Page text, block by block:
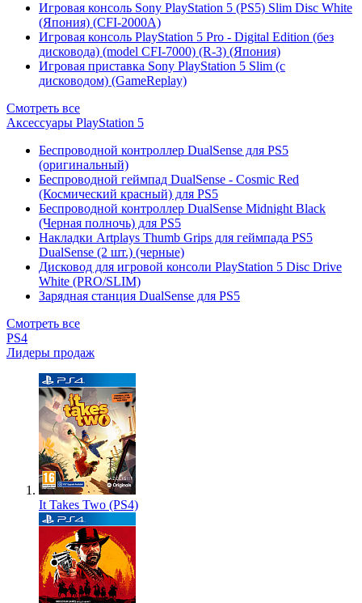
Игровая консоль Sony PlayStation 5 (PS5) Slim Disc White
(Япония) (CFI-2000A)
Игровая консоль PlayStation 5 Pro - Digital Edition (без
дисковода) (model CFI-7000) (R-3) (Япония)
Игровая приставка Sony PlayStation 5 Slim (с
дисководом) (GameReplay)
Смотреть все
Аксессуары PlayStation 5
Беспроводной контроллер DualSense для PS5
(оригинальный)
Беспроводной геймпад DualSense - Cosmic Red
(Космический красный) для PS5
Беспроводной контроллер DualSense Midnight Black
(Черная полночь) для PS5
Накладки Artplays Thumb Grips для геймпада PS5
DualSense (2 шт.) (черные)
Дисковод для игровой консоли PlayStation 5 Disc Drive
White (PRO/SLIM)
Зарядная станция DualSense для PS5
Смотреть все
PS4
Лидеры продаж
It Takes Two (PS4)